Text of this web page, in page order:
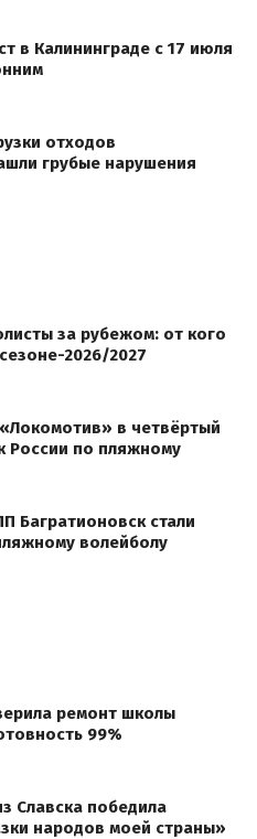
в Калининграде с 17 июля
отходов
грубые нарушения
за рубежом: от кого
2026/2027
в четвёртый
России по пляжному
Багратионовск стали
волейболу
ремонт школы
99%
Славска победила
народов моей страны»